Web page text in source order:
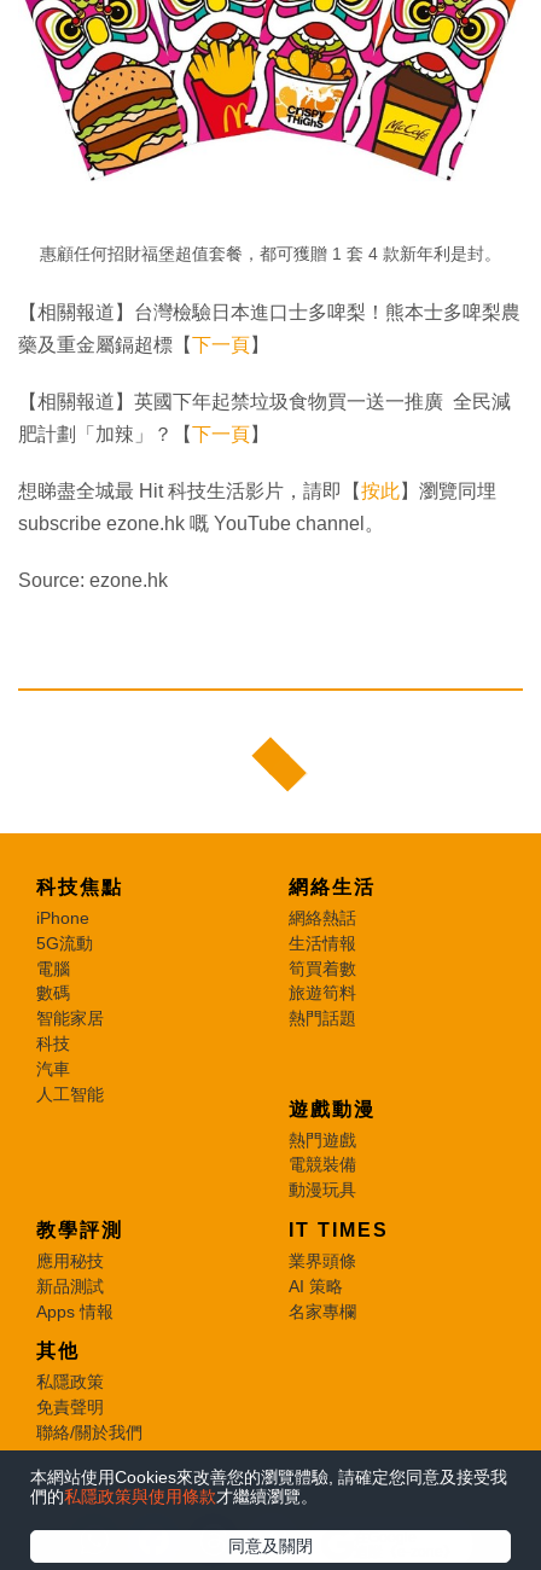
本網站使用Cookies來改善您的瀏覽體驗, 請確定您同意及接受我
們的私隱政策與使用條款才繼續瀏覽。
同意及關閉
惠顧任何招財福堡超值套餐，都可獲贈 1 套 4 款新年利是封。
【相關報道】台灣檢驗日本進口士多啤梨！熊本士多啤梨農
藥及重金屬鎘超標【下一頁】
【相關報道】英國下年起禁垃圾食物買一送一推廣 全民減
肥計劃「加辣」？【下一頁】
想睇盡全城最 Hit 科技生活影片，請即【按此】瀏覽同埋
subscribe ezone.hk 嘅 YouTube channel。
Source: ezone.hk
科技焦點
iPhone
5G流動
電腦
數碼
智能家居
科技
汽車
人工智能
網絡生活
網絡熱話
生活情報
筍買着數
旅遊筍料
熱門話題
遊戲動漫
熱門遊戲
電競裝備
動漫玩具
教學評測
應用秘技
新品測試
Apps 情報
IT TIMES
業界頭條
AI 策略
名家專欄
其他
私隱政策
免責聲明
聯絡/關於我們
© 2026 e-zone. All Rights Reserved.